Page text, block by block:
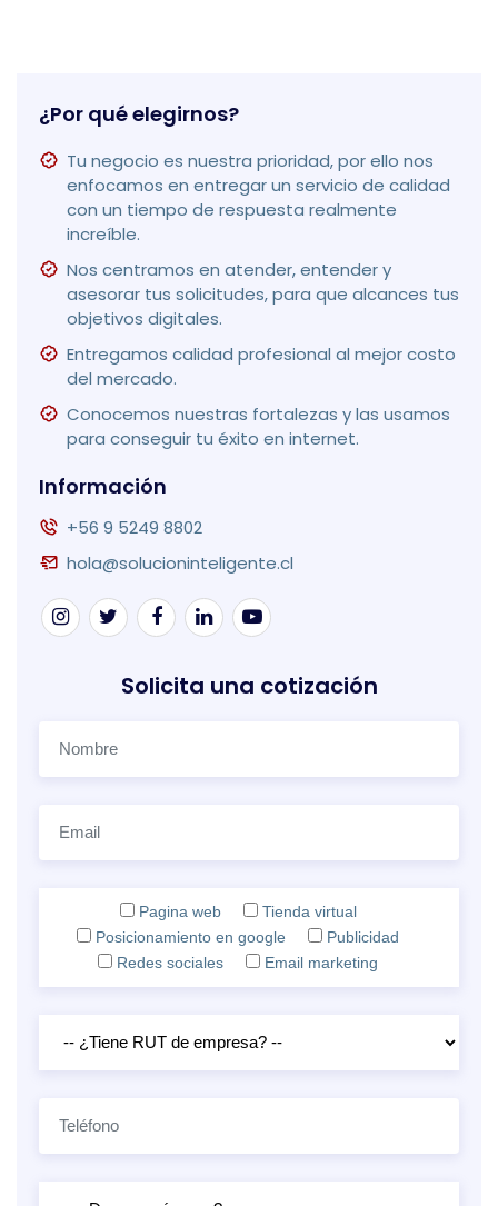
¿Por qué elegirnos?
Tu negocio es nuestra prioridad, por ello nos
enfocamos en entregar un servicio de calidad
con un tiempo de respuesta realmente
increíble.
Nos centramos en atender, entender y
asesorar tus solicitudes, para que alcances tus
objetivos digitales.
Entregamos calidad profesional al mejor costo
del mercado.
Conocemos nuestras fortalezas y las usamos
para conseguir tu éxito en internet.
Información
+56 9 5249 8802
hola@solucioninteligente.cl
Solicita una cotización
Pagina web
Tienda virtual
Posicionamiento en google
Publicidad
Redes sociales
Email marketing